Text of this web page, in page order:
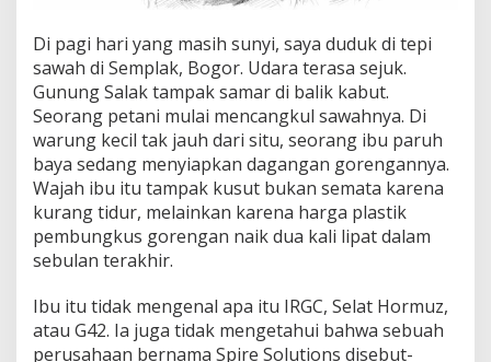
,
T
a
p
i
R
u
p
i
a
h
U
M
K
Di pagi hari yang masih sunyi, saya duduk di tepi
sawah di Semplak, Bogor. Udara terasa sejuk.
Gunung Salak tampak samar di balik kabut.
Seorang petani mulai mencangkul sawahnya. Di
warung kecil tak jauh dari situ, seorang ibu paruh
baya sedang menyiapkan dagangan gorengannya.
Wajah ibu itu tampak kusut bukan semata karena
kurang tidur, melainkan karena harga plastik
pembungkus gorengan naik dua kali lipat dalam
sebulan terakhir.
Ibu itu tidak mengenal apa itu IRGC, Selat Hormuz,
atau G42. Ia juga tidak mengetahui bahwa sebuah
perusahaan bernama Spire Solutions disebut-